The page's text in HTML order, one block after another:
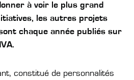
à voir le plus grand
les autres projets
chaque année publiés sur
constitué de personnalités